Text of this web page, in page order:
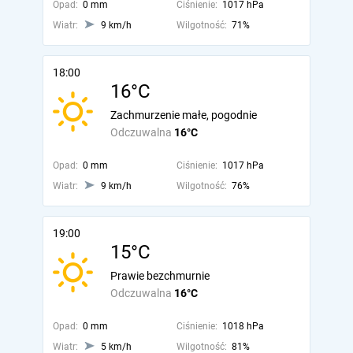
Opad: 0 mm Ciśnienie: 1017 hPa
Wiatr:
9 km/h Wilgotność: 71%
18:00
16°C
Odczuwalna 16°C
Zachmurzenie małe, pogodnie
Opad: 0 mm Ciśnienie: 1017 hPa
Wiatr:
9 km/h Wilgotność: 76%
19:00
15°C
Odczuwalna 16°C
Prawie bezchmurnie
Opad: 0 mm Ciśnienie: 1018 hPa
Wiatr:
5 km/h Wilgotność: 81%